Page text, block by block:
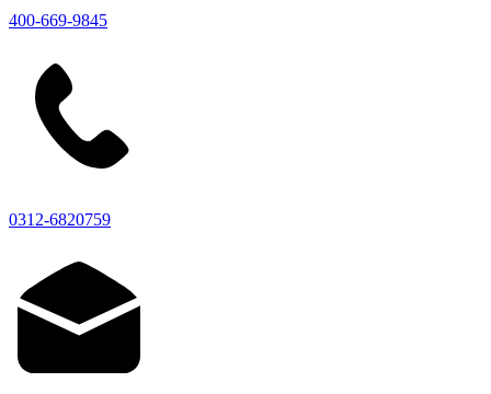
400-669-9845
0312-6820759